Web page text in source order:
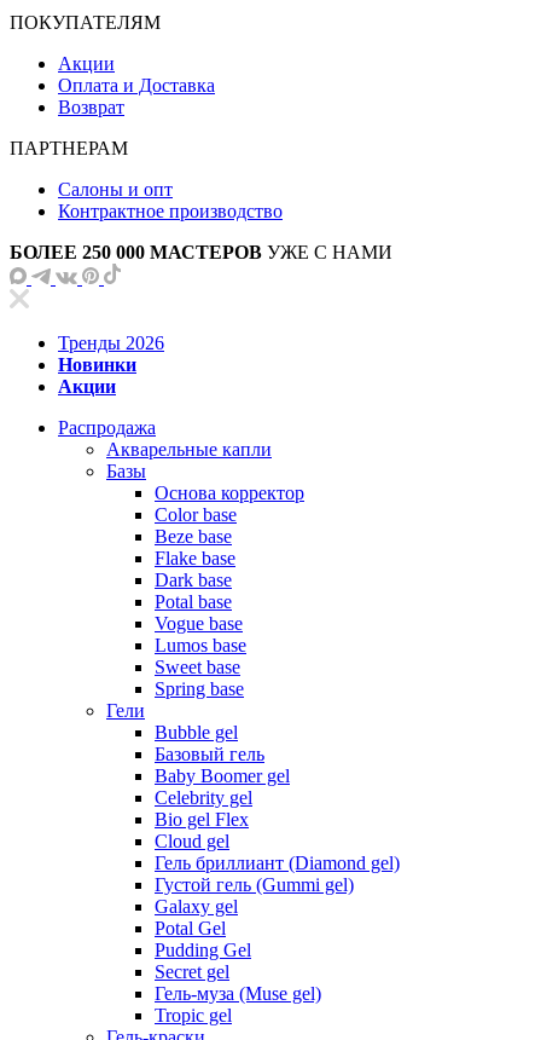
ПОКУПАТЕЛЯМ
Акции
Оплата и Доставка
Возврат
ПАРТНЕРАМ
Салоны и опт
Контрактное производство
БОЛЕЕ 250 000 МАСТЕРОВ УЖЕ С НАМИ
Тренды 2026
Новинки
Акции
Распродажа
Акварельные капли
Базы
Основа корректор
Color base
Beze base
Flake base
Dark base
Potal base
Vogue base
Lumos base
Sweet base
Spring base
Гели
Bubble gel
Базовый гель
Baby Boomer gel
Celebrity gel
Bio gel Flex
Cloud gel
Гель бриллиант (Diamond gel)
Густой гель (Gummi gel)
Galaxy gel
Potal Gel
Pudding Gel
Secret gel
Гель-муза (Muse gel)
Tropic gel